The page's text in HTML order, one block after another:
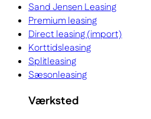
Sand Jensen Leasing
Premium leasing
Direct leasing (import)
Korttidsleasing
Splitleasing
Sæsonleasing
Værksted